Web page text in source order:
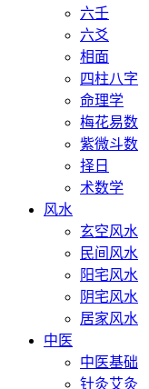
六壬
六爻
相面
四柱八字
命理学
梅花易数
紫微斗数
择日
术数学
风水
玄空风水
民间风水
阳宅风水
阴宅风水
居家风水
中医
中医基础
针灸艾灸